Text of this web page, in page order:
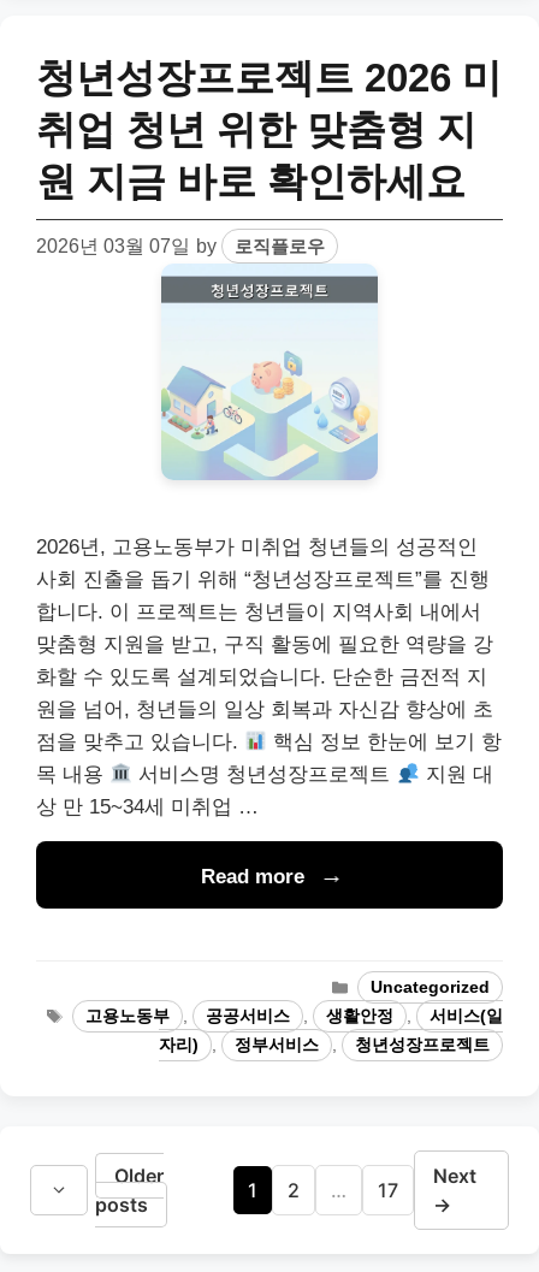
청년성장프로젝트 2026 미
취업 청년 위한 맞춤형 지
원 지금 바로 확인하세요
2026년 03월 07일 by 로직플로우
2026년, 고용노동부가 미취업 청년들의 성공적인
사회 진출을 돕기 위해 “청년성장프로젝트”를 진행
합니다. 이 프로젝트는 청년들이 지역사회 내에서
맞춤형 지원을 받고, 구직 활동에 필요한 역량을 강
화할 수 있도록 설계되었습니다. 단순한 금전적 지
원을 넘어, 청년들의 일상 회복과 자신감 향상에 초
점을 맞추고 있습니다.
핵심 정보 한눈에 보기 항
목 내용
서비스명 청년성장프로젝트
지원 대
상 만 15~34세 미취업 …
Read more
Categories
Uncategorized
Tags고용노동부 , 공공서비스 , 생활안정 ,
서비스(일
자리)
, 정부서비스 , 청년성장프로젝트
Older
posts
Page
1 Page
2 … Page
17
Next
→